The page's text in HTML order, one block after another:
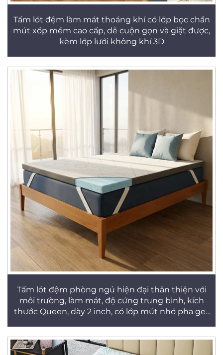
Tấm lót đệm làm mát thoáng khí có lớp bọc chần
mút xốp mềm cao cấp, dễ cuộn gọn và giặt được,
kèm lớp lưới không khí 3D
Tấm lót đệm phòng ngủ hiện đại thân thiện với
môi trường, làm mát, độ cứng trung bình, kích
thước Queen, dày 2 inch, có lớp mút nhớ pha gel,